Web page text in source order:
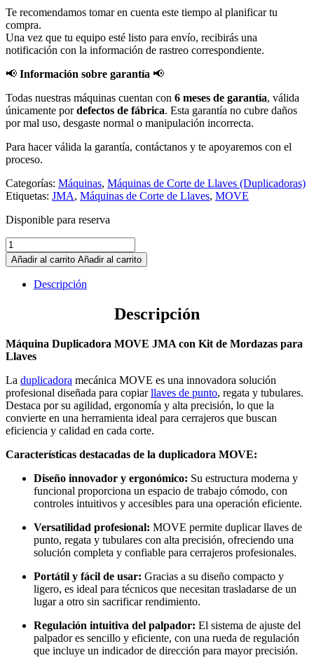
Te recomendamos tomar en cuenta este tiempo al planificar tu
compra.
Una vez que tu equipo esté listo para envío, recibirás una
notificación con la información de rastreo correspondiente.
📢 Información sobre garantía 📢
Todas nuestras máquinas cuentan con 6 meses de garantía, válida
únicamente pordefectos de fábrica. Esta garantía no cubre daños
por mal uso, desgaste normal o manipulación incorrecta.
Para hacer válida la garantía, contáctanos y te apoyaremos con el
proceso.
Categorías: Máquinas, Máquinas de Corte de Llaves (Duplicadoras)
Etiquetas: JMA, Máquinas de Corte de Llaves, MOVE
Disponible para reserva
Máquina
Duplicadora
MOVE
JMA
para
Llaves
Batería)
quantity
Añadir al carrito Añadir al carrito
Descripción
Descripción
Máquina Duplicadora MOVE JMA con Kit de Mordazas para
Llaves
La duplicadora mecánica MOVE es una innovadora solución
profesional diseñada para copiarllaves de punto, regata y tubulares.
Destaca por su agilidad, ergonomía y alta precisión, lo que la
convierte en una herramienta ideal para cerrajeros que buscan
eficiencia y calidad en cada corte.
Características destacadas de la duplicadora MOVE:
Diseño innovador y ergonómico: Su estructura moderna y
funcional proporciona un espacio de trabajo cómodo, con
controles intuitivos y accesibles para una operación eficiente.
Versatilidad profesional: MOVE permite duplicar llaves de
punto, regata y tubulares con alta precisión, ofreciendo una
solución completa y confiable para cerrajeros profesionales.
Portátil y fácil de usar: Gracias a su diseño compacto y
ligero, es ideal para técnicos que necesitan trasladarse de un
lugar a otro sin sacrificar rendimiento.
Regulación intuitiva del palpador: El sistema de ajuste del
palpador es sencillo y eficiente, con una rueda de regulación
que incluye un indicador de dirección para mayor precisión.